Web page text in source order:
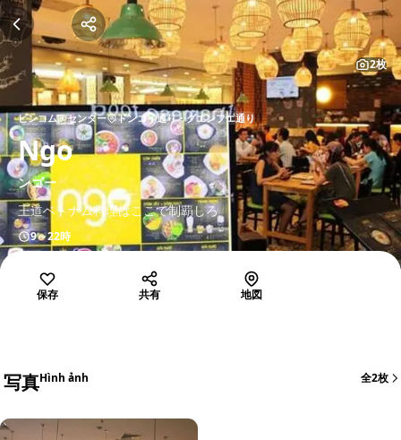
2枚
ビンコム・センター ドンコイ通り・グエンフエ通り
Ngo
ンゴー
王道ベトナム料理はここで制覇しろ
9～22時
保存 共有 地図
写真Hình ảnh 全2枚